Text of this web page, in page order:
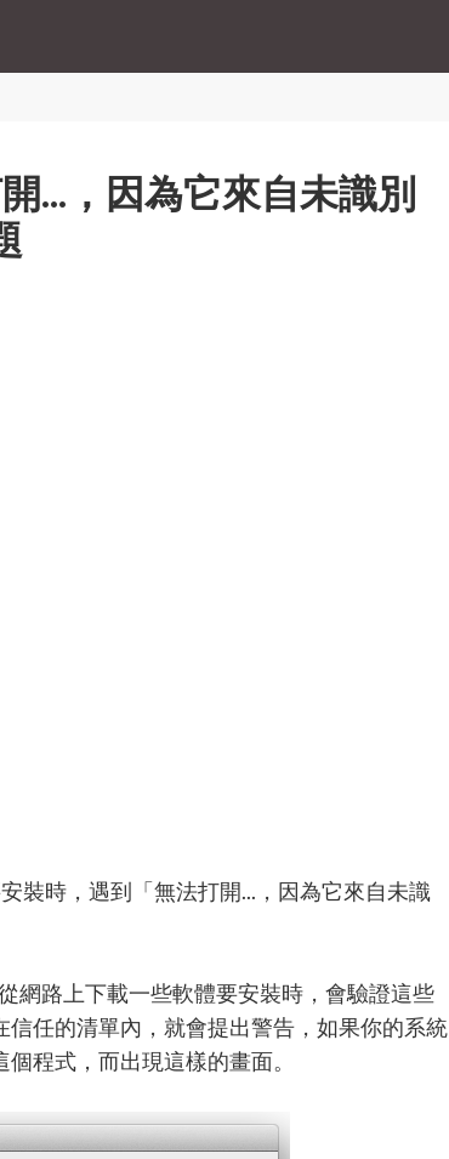
...，因為它來自未識別
裝時，遇到「無法打開...，因為它來自未識
網路上下載一些軟體要安裝時，會驗證這些
任的清單內，就會提出警告，如果你的系統
程式，而出現這樣的畫面。